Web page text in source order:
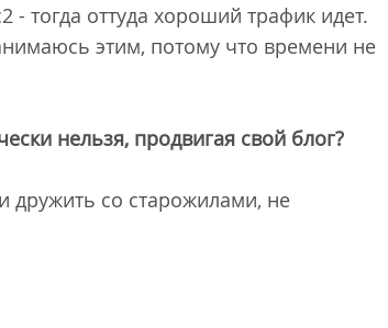
тогда оттуда хороший трафик идет.
этим, потому что времени не
нельзя, продвигая свой блог?
дружить со старожилами, не